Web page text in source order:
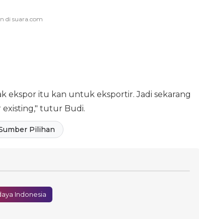
ekspor itu kan untuk eksportir. Jadi sekarang
existing," tutur Budi.
Pilihan
Indonesia